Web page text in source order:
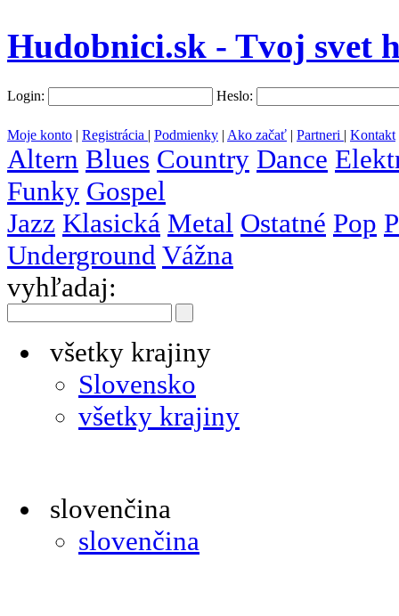
Hudobnici.sk - Tvoj svet
Login: Heslo:
Moje konto | Registrácia | Podmienky | Ako začať | Partneri | Kontakt
Altern Blues Country Dance
Funky Gospel
Jazz Klasická Metal Ostatné Pop
Underground Vážna
vyhľadaj:
všetky krajiny
Slovensko
všetky krajiny
slovenčina
slovenčina